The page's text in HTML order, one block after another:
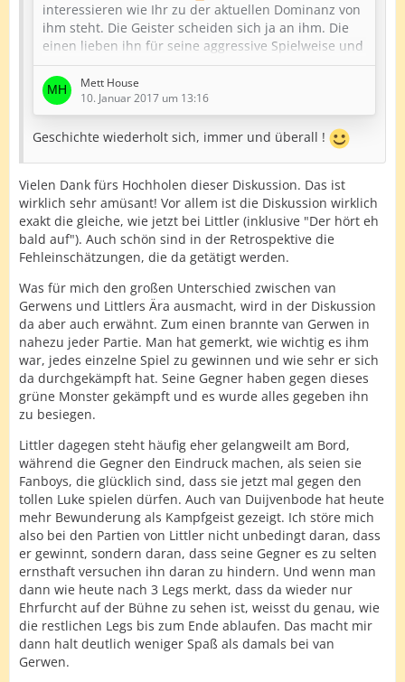
interessieren wie Ihr zu der aktuellen Dominanz von
ihm steht. Die Geister scheiden sich ja an ihm. Die
einen lieben ihn für seine aggressive Spielweise und
den immer neuen Rekorden, die er momentan
aufstellt; die Anderen sehen sich seine Spiele
teilweise gar nicht mehr an, weil der Sieger in der
Regel schon im Vorhinein feststeht und Sie van
Gerwen einfach für arrogant halten. Was glaubt Ihr,
Mett House
10. Januar 2017 um 13:16
Geschichte wiederholt sich, immer und überall !
Vielen Dank fürs Hochholen dieser Diskussion. Das ist
wirklich sehr amüsant! Vor allem ist die Diskussion wirklich
exakt die gleiche, wie jetzt bei Littler (inklusive "Der hört eh
bald auf"). Auch schön sind in der Retrospektive die
Fehleinschätzungen, die da getätigt werden.
Was für mich den großen Unterschied zwischen van
Gerwens und Littlers Ära ausmacht, wird in der Diskussion
da aber auch erwähnt. Zum einen brannte van Gerwen in
nahezu jeder Partie. Man hat gemerkt, wie wichtig es ihm
war, jedes einzelne Spiel zu gewinnen und wie sehr er sich
da durchgekämpft hat. Seine Gegner haben gegen dieses
grüne Monster gekämpft und es wurde alles gegeben ihn
zu besiegen.
Littler dagegen steht häufig eher gelangweilt am Bord,
während die Gegner den Eindruck machen, als seien sie
Fanboys, die glücklich sind, dass sie jetzt mal gegen den
tollen Luke spielen dürfen. Auch van Duijvenbode hat heute
mehr Bewunderung als Kampfgeist gezeigt. Ich störe mich
also bei den Partien von Littler nicht unbedingt daran, dass
er gewinnt, sondern daran, dass seine Gegner es zu selten
ernsthaft versuchen ihn daran zu hindern. Und wenn man
dann wie heute nach 3 Legs merkt, dass da wieder nur
Ehrfurcht auf der Bühne zu sehen ist, weisst du genau, wie
die restlichen Legs bis zum Ende ablaufen. Das macht mir
dann halt deutlich weniger Spaß als damals bei van
Gerwen.